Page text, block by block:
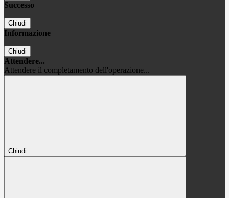
Successo
Chiudi
Informazione
Chiudi
Attendere...
Attendere il completamento dell'operazione...
Chiudi